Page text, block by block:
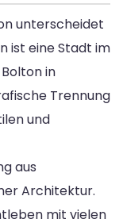
unterscheidet
ist eine Stadt im
in
Trennung
und
aus
Architektur.
mit vielen